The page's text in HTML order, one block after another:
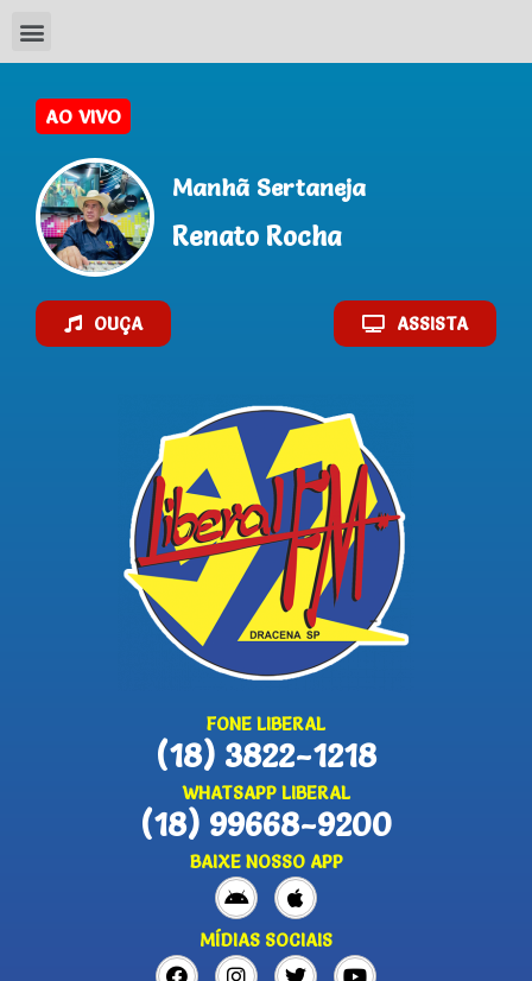
AO VIVO
Manhã Sertaneja
Renato Rocha
OUÇA ASSISTA
FONE LIBERAL
(18) 3822-1218
WHATSAPP LIBERAL
(18) 99668-9200
BAIXE NOSSO APP
MÍDIAS SOCIAIS